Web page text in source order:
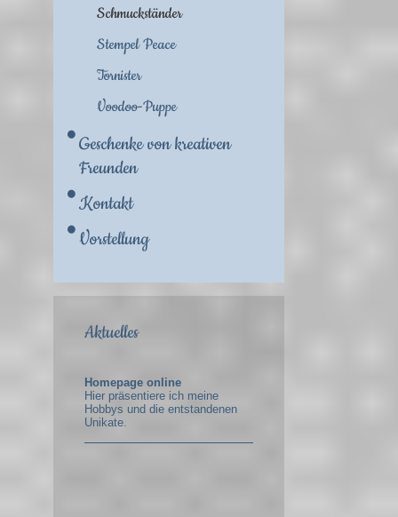
Schmuckständer
Stempel Peace
Tornister
Voodoo-Puppe
Geschenke von kreativen
Freunden
Kontakt
Vorstellung
Aktuelles
Homepage online
Hier präsentiere ich meine
Hobbys und die entstandenen
Unikate.